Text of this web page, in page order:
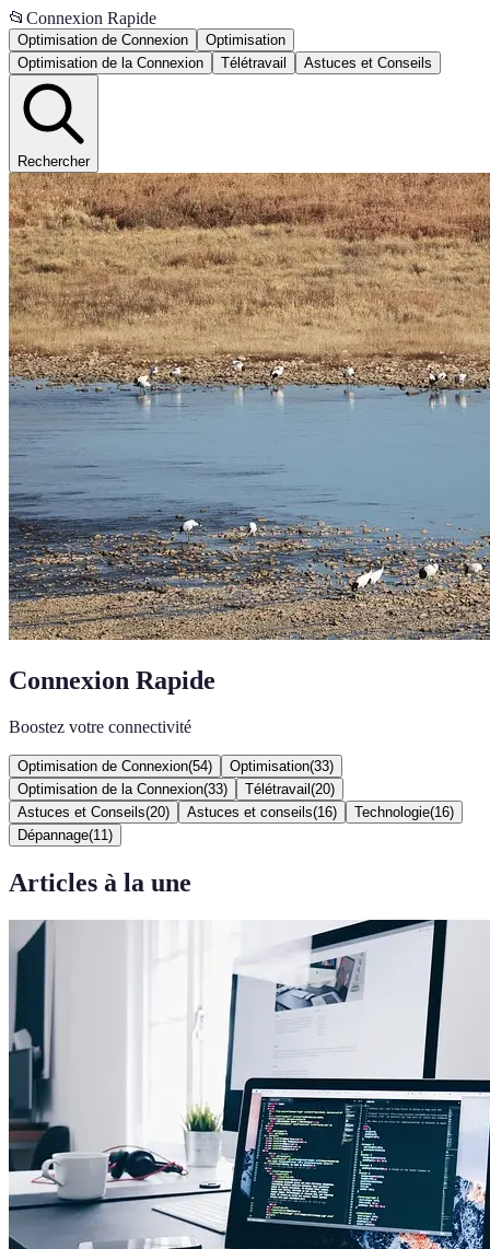
📂 Connexion Rapide
Optimisation de Connexion
Optimisation
Optimisation de la Connexion
Télétravail Astuces et Conseils
Rechercher
Connexion Rapide
Boostez votre connectivité
Optimisation de Connexion(54) Optimisation(33)
Optimisation de la Connexion(33) Télétravail (20)
Astuces et Conseils(20) Astuces et conseils(16) Technologie(16)
Dépannage(11 )
Articles à la une